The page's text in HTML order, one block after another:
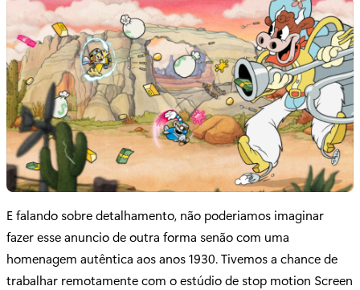
E falando sobre detalhamento, não poderiamos imaginar
fazer esse anuncio de outra forma senão com uma
homenagem autêntica aos anos 1930. Tivemos a chance de
trabalhar remotamente com o estúdio de stop motion Screen